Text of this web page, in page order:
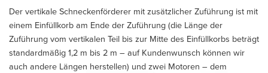
Der vertikale Schneckenförderer mit zusätzlicher Zuführung ist mit
einem Einfüllkorb am Ende der Zuführung (die Länge der
Zuführung vom vertikalen Teil bis zur Mitte des Einfüllkorbs beträgt
standardmäßig 1,2 m bis 2 m – auf Kundenwunsch können wir
auch andere Längen herstellen) und zwei Motoren – dem